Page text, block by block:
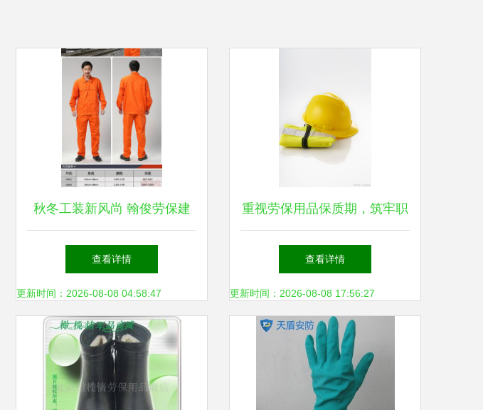
秋冬工装新风尚 翰俊劳保建
筑工地套装，为安全与舒适护
航
查看详情
更新时间：2026-08-08 04:58:47
重视劳保用品保质期，筑牢职
业安全防线
查看详情
更新时间：2026-08-08 17:56:27